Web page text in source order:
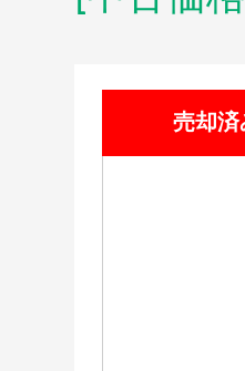
売却済